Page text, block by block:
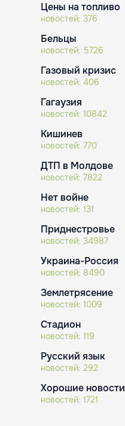
Цены на топливо
новостей: 376
Бельцы
новостей: 5726
Газовый кризис
новостей: 406
Гагаузия
новостей: 10842
Кишинев
новостей: 770
ДТП в Молдове
новостей: 7822
Нет войне
новостей: 131
Приднестровье
новостей: 34987
Украина-Россия
новостей: 8490
Землетрясение
новостей: 1009
Стадион
новостей: 119
Русский язык
новостей: 292
Хорошие новости
новостей: 1721